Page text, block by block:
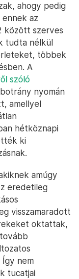
ahogy pedig
ennek az
között szerves
tudta nélkül
többek
A
szóló
nyomán
amellyel
hétköznapi
ki
amúgy
eredetileg
visszamaradott
oktattak,
nem
tucatjai